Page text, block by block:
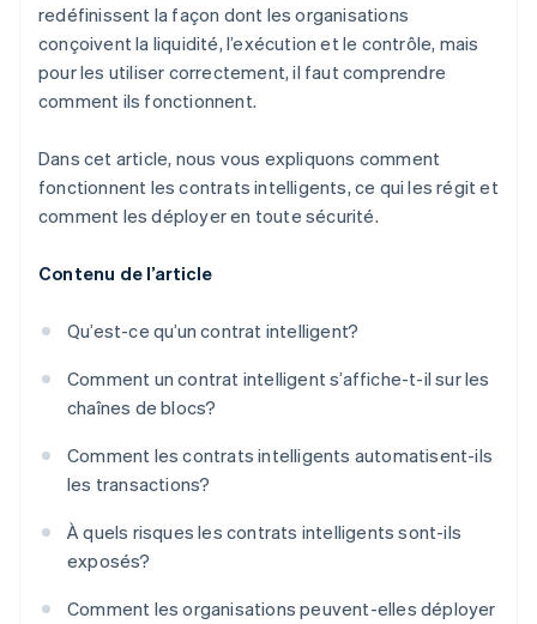
redéfinissent la façon dont les organisations
conçoivent la liquidité, l’exécution et le contrôle, mais
pour les utiliser correctement, il faut comprendre
comment ils fonctionnent.
Dans cet article, nous vous expliquons comment
fonctionnent les contrats intelligents, ce qui les régit et
comment les déployer en toute sécurité.
Contenu de l’article
Qu’est-ce qu’un contrat intelligent?
Comment un contrat intelligent s’affiche-t-il sur les
chaînes de blocs?
Comment les contrats intelligents automatisent-ils
les transactions?
À quels risques les contrats intelligents sont-ils
exposés?
Comment les organisations peuvent-elles déployer